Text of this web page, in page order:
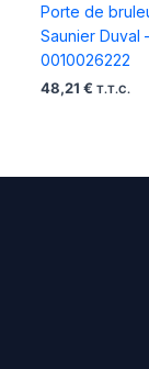
Porte de
Saunier Duval
0010026222
48,21 € T.T.C.